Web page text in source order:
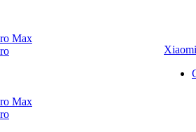
Max
Max
Xiaomi